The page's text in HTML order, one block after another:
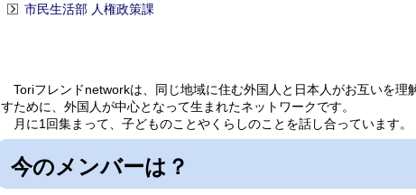
市民生活部 人権政策課
Toriフレンドnetworkは、同じ地域に住む外国人と日本人がお互いを理
すために、外国人が中心となって生まれたネットワークです。
月に1回集まって、子どものことやくらしのことを話し合っています
今のメンバーは？